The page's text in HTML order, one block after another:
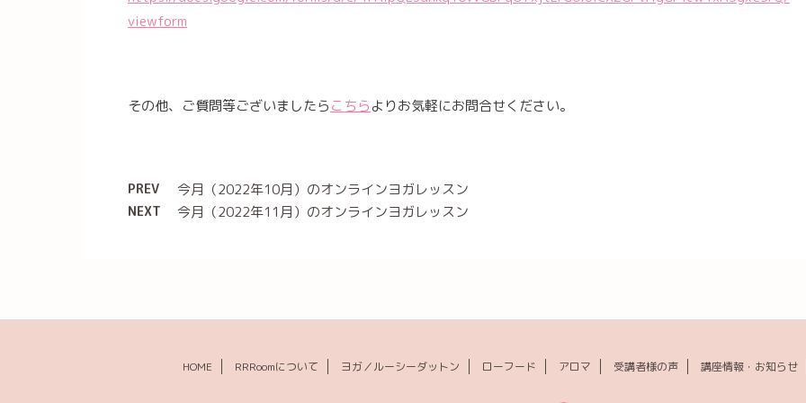
viewform
その他、ご質問等ございましたらこちらよりお気軽にお問合せください。
PREV 今月（2022年10月）のオンラインヨガレッスン
NEXT 今月（2022年11月）のオンラインヨガレッスン
HOME RRRoomについて ヨガ／ルーシーダットン ローフード アロマ 受講者様の声 講座情報・お知らせ